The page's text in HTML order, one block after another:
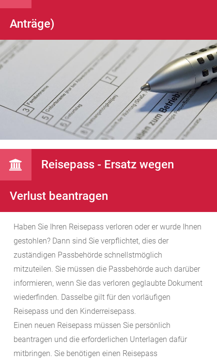
Anträge)
Reisepass - Ersatz wegen
Verlust beantragen
Haben Sie Ihren Reisepass verloren oder er wurde Ihnen
gestohlen? Dann sind Sie verpflichtet, dies der
zuständigen Passbehörde schnellstmöglich
mitzuteilen. Sie müssen die Passbehörde auch darüber
informieren, wenn Sie das verloren geglaubte Dokument
wiederfinden. Dasselbe gilt für den vorläufigen
Reisepass und den Kinderreisepass.
Einen neuen Reisepass müssen Sie persönlich
beantragen und die erforderlichen Unterlagen dafür
mitbringen. Sie benötigen einen Reisepass